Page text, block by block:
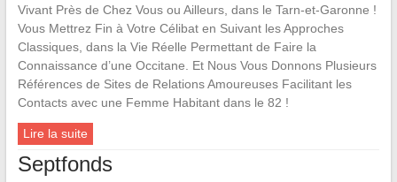
Vivant Près de Chez Vous ou Ailleurs, dans le Tarn-et-Garonne !
Vous Mettrez Fin à Votre Célibat en Suivant les Approches
Classiques, dans la Vie Réelle Permettant de Faire la
Connaissance d’une Occitane. Et Nous Vous Donnons Plusieurs
Références de Sites de Relations Amoureuses Facilitant les
Contacts avec une Femme Habitant dans le 82 !
Lire la suite
Septfonds